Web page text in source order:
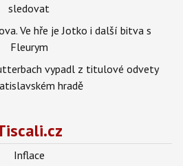
sledovat
Ve hře je Jotko i další bitva s
Fleurym
vypadl z titulové odvety
hradě
Inflace